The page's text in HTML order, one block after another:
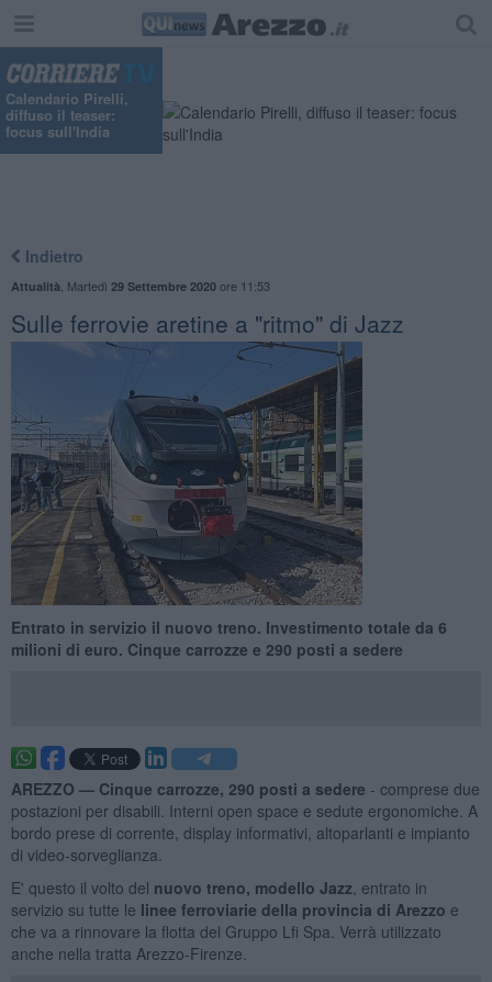
Calendario Pirelli,
diffuso il teaser:
focus sull'India
Indietro
Attualità Martedì 29 Settembre 2020ore 11:53
Sulle ferrovie aretine a "ritmo" di Jazz
Entrato in servizio il nuovo treno. Investimento totale da 6
milioni di euro. Cinque carrozze e 290 posti a sedere
AREZZO — Cinque carrozze, 290 posti a sedere - comprese due
postazioni per disabili. Interni open space e sedute ergonomiche. A
bordo prese di corrente, display informativi, altoparlanti e impianto
di video-sorveglianza.
E' questo il volto del nuovo treno, modello Jazz , entrato in
servizio su tutte le linee ferroviarie della provincia di Arezzo e
che va a rinnovare la flotta del Gruppo Lfi Spa. Verrà utilizzato
anche nella tratta Arezzo-Firenze.